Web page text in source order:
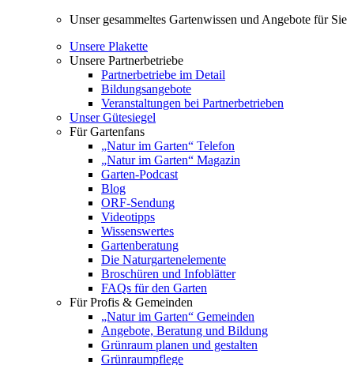
Unser gesammeltes Gartenwissen und Angebote für Sie
Unsere Plakette
Unsere Partnerbetriebe
Partnerbetriebe im Detail
Bildungsangebote
Veranstaltungen bei Partnerbetrieben
Unser Gütesiegel
Für Gartenfans
„Natur im Garten“ Telefon
„Natur im Garten“ Magazin
Garten-Podcast
Blog
ORF-Sendung
Videotipps
Wissenswertes
Gartenberatung
Die Naturgartenelemente
Broschüren und Infoblätter
FAQs für den Garten
Für Profis & Gemeinden
„Natur im Garten“ Gemeinden
Angebote, Beratung und Bildung
Grünraum planen und gestalten
Grünraumpflege